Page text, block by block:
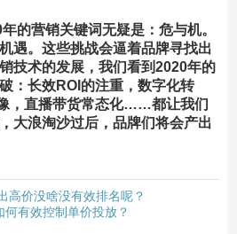
的营销关键词无疑是： 危与机。
遇。这些挑战会逼着品牌寻找出
技术的发展，我们看到2020年的
： 长效ROI的注重，数字化转
，直播带货常态化……都让我们
大浪淘沙过后，品牌们将会产出
高价没啥没有效排名呢？
何有效控制单价投放？